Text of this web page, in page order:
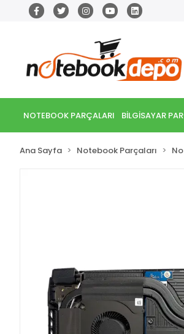
NOTEBOOK PARÇALARI BİLGİSAYAR
Ana Sayfa Notebook Parçaları